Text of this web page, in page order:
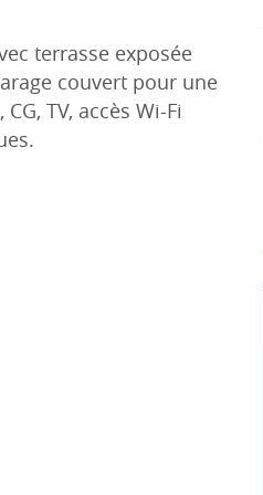
terrasse exposée
couvert pour une
TV, accès Wi-Fi